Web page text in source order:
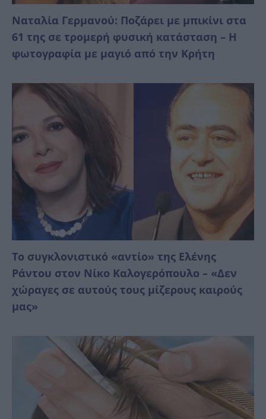
Ναταλία Γερμανού: Ποζάρει με μπικίνι στα
61 της σε τρομερή φυσική κατάσταση – Η
φωτογραφία με μαγιό από την Κρήτη
Το συγκλονιστικό «αντίο» της Ελένης
Ράντου στον Νίκο Καλογερόπουλο – «Δεν
χώραγες σε αυτούς τους μίζερους καιρούς
μας»